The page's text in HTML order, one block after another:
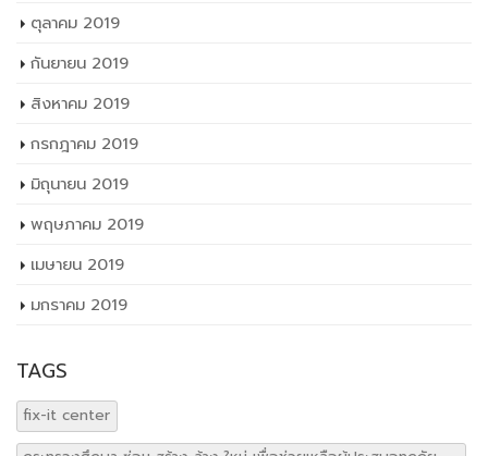
ตุลาคม 2019
กันยายน 2019
สิงหาคม 2019
กรกฎาคม 2019
มิถุนายน 2019
พฤษภาคม 2019
เมษายน 2019
มกราคม 2019
TAGS
fix-it center